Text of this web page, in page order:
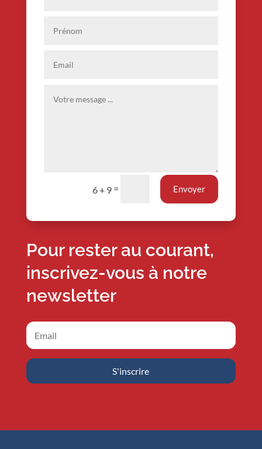
6 + 9 = Envoyer
Pour rester au courant,
inscrivez-vous à notre
newsletter
S'inscrire